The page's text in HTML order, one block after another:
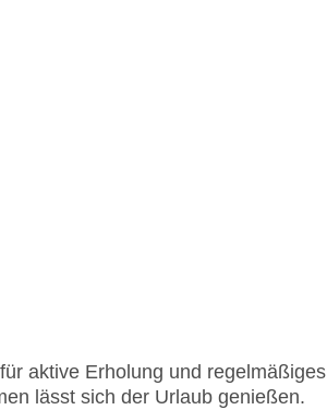
aktive Erholung und regelmäßiges
lässt sich der Urlaub genießen.